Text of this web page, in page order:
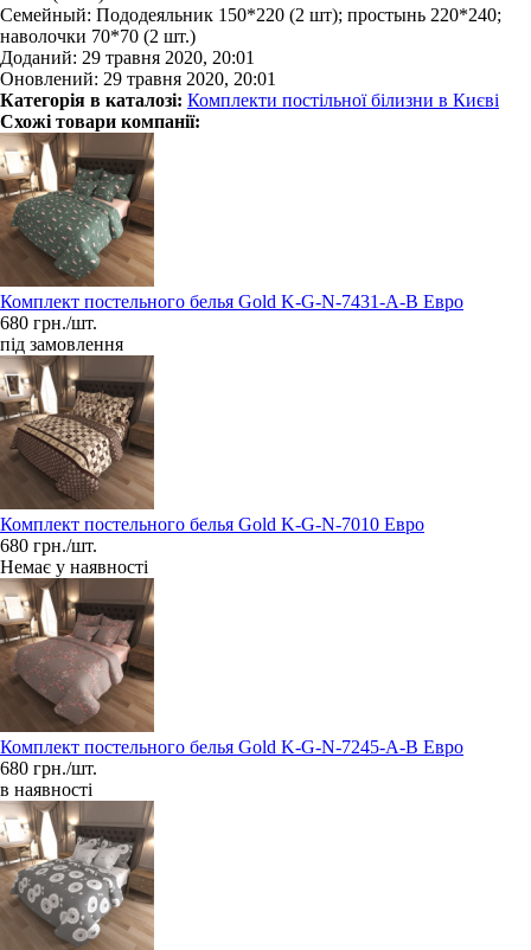
Семейный: Пододеяльник 150*220 (2 шт); простынь 220*240;
наволочки 70*70 (2 шт.)
Доданий: 29 травня 2020, 20:01
Оновлений: 29 травня 2020, 20:01
Категорія в каталозі: Комплекти постільної білизни в Києві
Схожі товари компанії:
Комплект постельного белья Gold K-G-N-7431-A-B Евро
680 грн./шт.
під замовлення
Комплект постельного белья Gold K-G-N-7010 Евро
680 грн./шт.
Немає у наявності
Комплект постельного белья Gold K-G-N-7245-A-B Евро
680 грн./шт.
в наявності